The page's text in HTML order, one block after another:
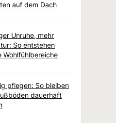
auf dem Dach
Unruhe, mehr
So entstehen
Wohlfühlbereiche
pflegen: So bleiben
dauerhaft